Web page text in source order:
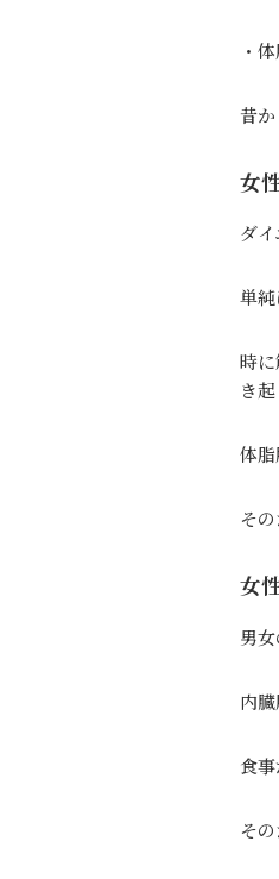
・
昔
女
ダ
単
時
き
体
そ
女
男
内
食
そ